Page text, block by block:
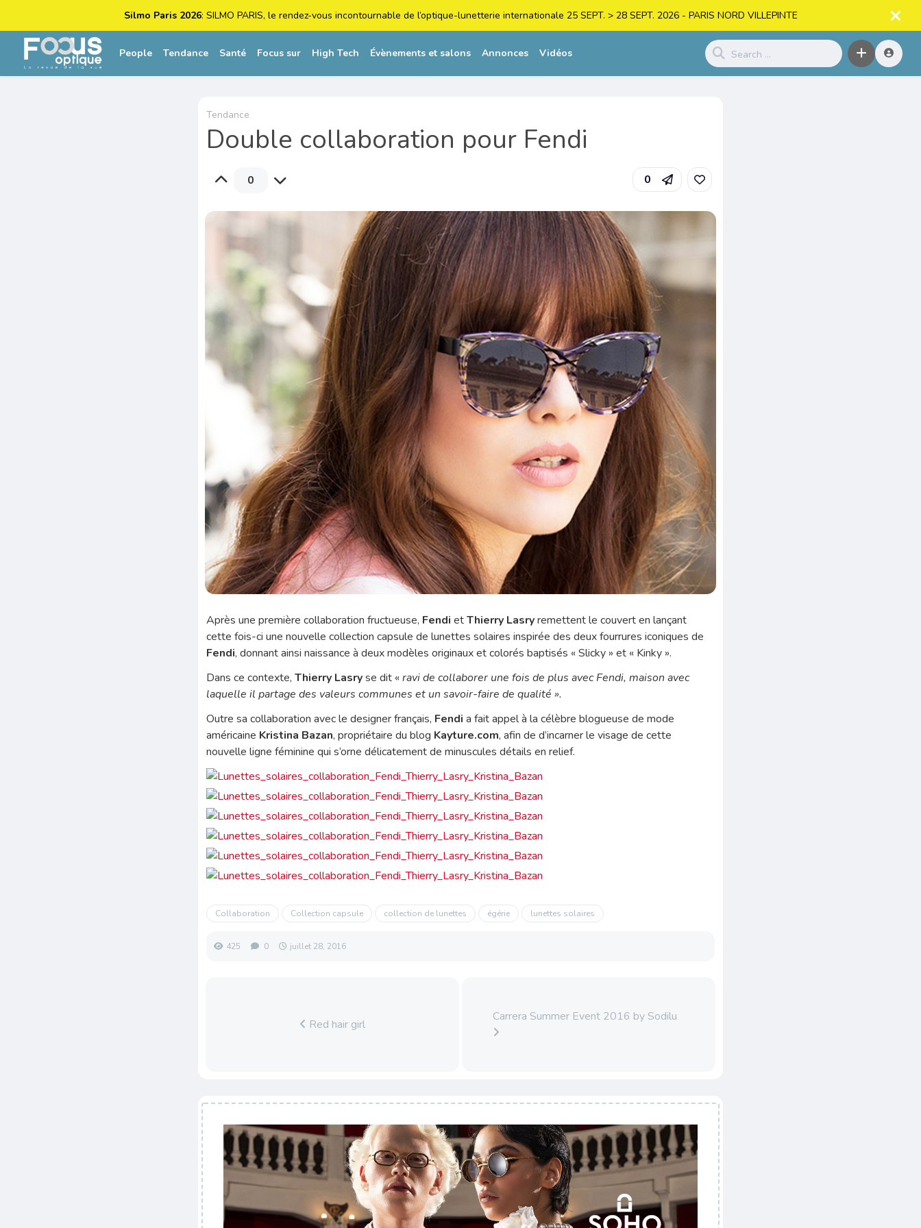
Silmo Paris 2026: SILMO PARIS, le rendez-vous incontournable de l’optique-lunetterie internationale 25 SEPT. > 28 SEPT. 2026 - PARIS NORD VILLEPINTE
People Tendance Santé Focus sur High Tech Évènements et salons Annonces Vidéos
Tendance
Double collaboration pour Fendi
0 0
Après une première collaboration fructueuse, FendietThierry Lasryremettent le couvert en lançant
cette fois-ci une nouvelle collection capsule de lunettes solaires inspirée des deux fourrures iconiques de
Fendi, donnant ainsi naissance à deux modèles originaux et colorés baptisés « Slicky » et « Kinky ».
Dans ce contexte,Thierry Lasryse dit «ravi de collaborer une fois de plus avec Fendi, maison avec
laquelle il partage des valeurs communes et un savoir-faire de qualité ».
Outre sa collaboration avec le designer français, Fendia fait appel à la célèbre blogueuse de mode
américaine Kristina Bazan, propriétaire du blog Kayture.com, afin de d’incarner le visage de cette
nouvelle ligne féminine qui s’orne délicatement de minuscules détails en relief.
Collaboration Collection capsule collection de lunettes égérie lunettes solaires
425 0 juillet 28, 2016
Red hair girl
Carrera Summer Event 2016 by Sodilu